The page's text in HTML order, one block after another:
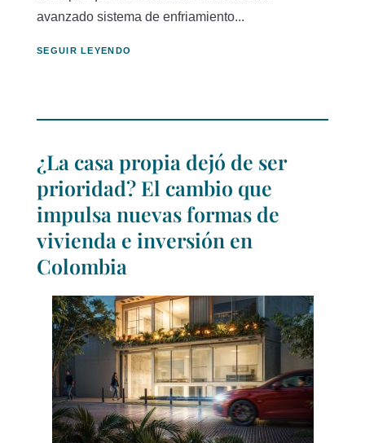
avanzado sistema de enfriamiento...
SEGUIR LEYENDO
¿La casa propia dejó de ser
prioridad? El cambio que
impulsa nuevas formas de
vivienda e inversión en
Colombia